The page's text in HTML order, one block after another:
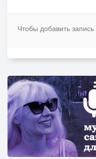
Чтобы добавить запись